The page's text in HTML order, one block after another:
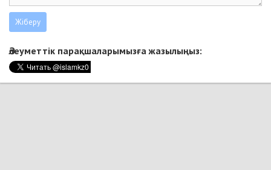
Әлеуметтік парақшаларымызға жазылыңыз: